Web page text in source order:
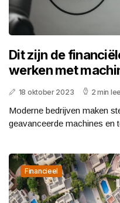
Dit zijn de
werken met
18 oktober 2023 2 min
Moderne bedrijven maken
geavanceerde machines en
Financieel